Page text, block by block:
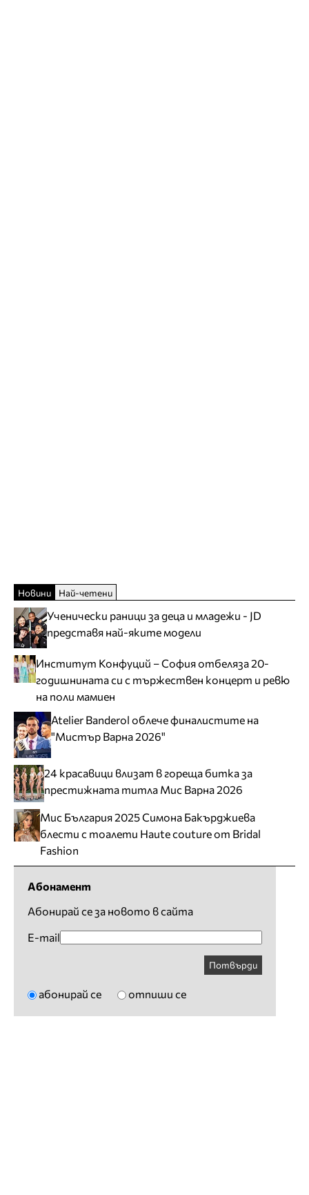
Новини Най-четени
Ученически раници за деца и младежи - JD
представя най-яките модели
Институт Конфуций – София отбеляза 20-
годишнината си с тържествен концерт и ревю
на поли мамиен
Atelier Banderol облече финалистите на
"Мистър Варна 2026"
24 красавици влизат в гореща битка за
престижната титла Мис Варна 2026
Мис България 2025 Симона Бакърджиева
блести с тоалети Haute couture от Bridal
Fashion
Абонамент
Абонирай се за новото в сайта
E-mail
Потвърди
абонирай се отпиши се